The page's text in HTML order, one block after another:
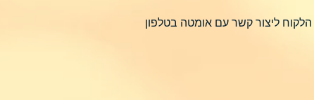
ליצור קשר עם אומטה בטלפון